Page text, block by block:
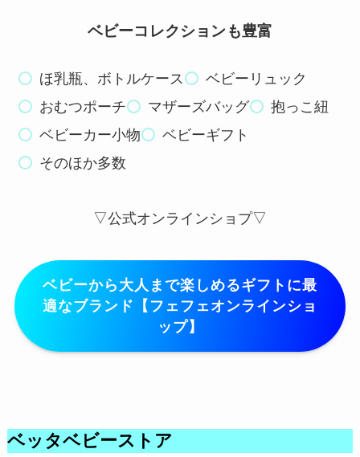
ベビーコレクションも豊富
ほ乳瓶、ボトルケース
ベビーリュック
おむつポーチ
マザーズバッグ
抱っこ紐
ベビーカー小物
ベビーギフト
そのほか多数
▽公式オンラインショプ▽
ベビーから大人まで楽しめるギフトに最
適なブランド【フェフェオンラインショ
ップ】
ベッタベビーストア